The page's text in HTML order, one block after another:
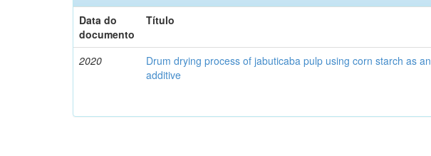
Data do
documento
Título
2020
Drum drying process of jabuticaba pulp using corn starch as an
additive